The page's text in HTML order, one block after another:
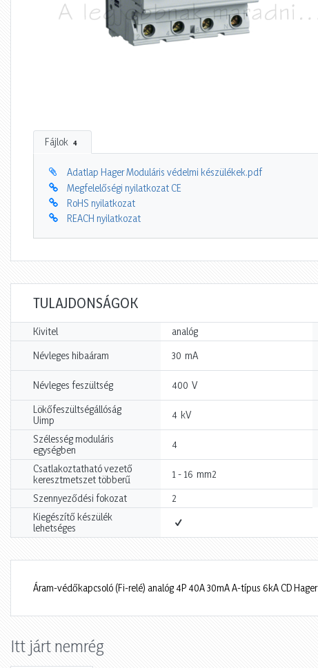
Fájlok 4
Adatlap Hager Moduláris védelmi készülékek.pdf
Megfelelőségi nyilatkozat CE
RoHS nyilatkozat
REACH nyilatkozat
TULAJDONSÁGOK
Kivitel analóg
Névleges hibaáram 30 mA
Névleges feszültség 400 V
Lökőfeszültségállóság
Uimp
4 kV
Szélesség moduláris
egységben
4
Csatlakoztatható vezető
keresztmetszet többerű
1 - 16 mm2
Szennyeződési fokozat 2
Kiegészítő készülék
lehetséges
Áram-védőkapcsoló (Fi-relé) analóg 4P 40A 30mA A-típus 6kA CD Hager
Itt járt nemrég